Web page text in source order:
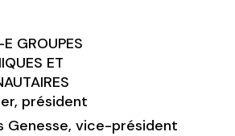
GROUPES
ET
président
Genesse, vice-président